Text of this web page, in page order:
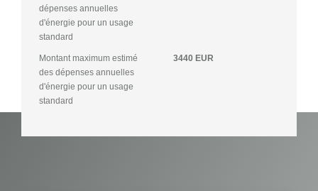
dépenses annuelles
d'énergie pour un usage
standard
Montant maximum estimé
des dépenses annuelles
d'énergie pour un usage
standard
3440 EUR